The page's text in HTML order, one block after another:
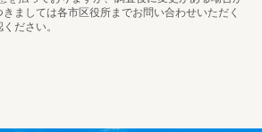
ましては各市区役所までお問い合わせいただく
ださい。